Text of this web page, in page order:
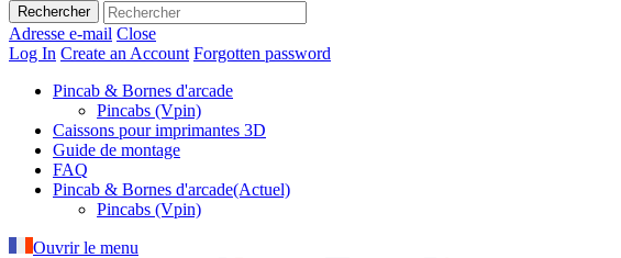
Rechercher
Adresse e-mail Close
Log In Create an Account Forgotten password
Pincab & Bornes d'arcade
Pincabs (Vpin)
Caissons pour imprimantes 3D
Guide de montage
FAQ
Pincab & Bornes d'arcade(Actuel)
Pincabs (Vpin)
Ouvrir le menu